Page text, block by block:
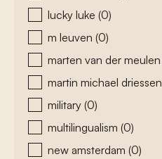
lucky luke (0)
m leuven (0)
marten van der meulen
martin michael driessen
military (0)
multilingualism (0)
new amsterdam (0)